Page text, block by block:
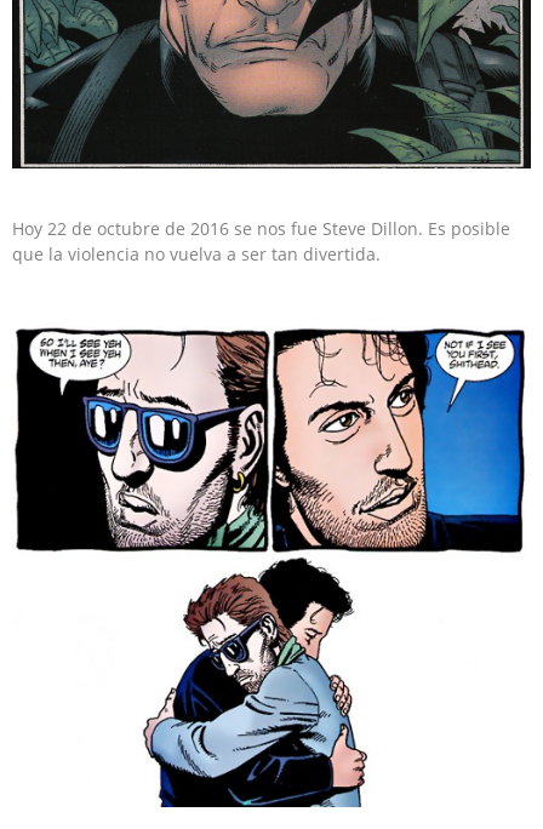
Hoy 22 de octubre de 2016 se nos fue Steve Dillon. Es posible
que la violencia no vuelva a ser tan divertida.